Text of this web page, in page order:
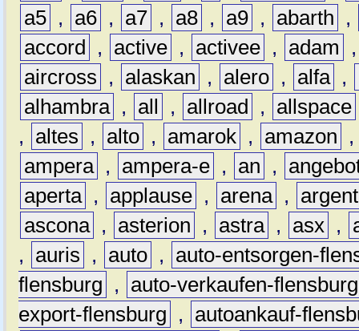
a5 , a6 , a7 , a8 , a9 , abarth
,
accord
, active , activee , adam
aircross
, alaskan , alero , alfa ,
alhambra , all , allroad , allspace
,
altes , alto , amarok , amazon
ampera , ampera-e , an ,
aperta , applause , arena ,
ascona , asterion , astra , asx ,
,
auris , auto ,
auto-entsorgen-
flensburg
,
auto-verkaufen-flensburg
export-flensburg
,
autoankauf-